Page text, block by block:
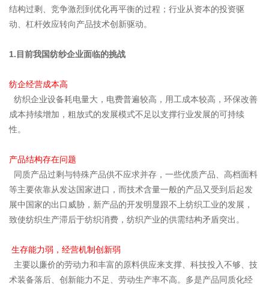
结构过剩 竞争激烈到 优化再平衡的过程 ； 行业从资本的投资驱
动
杠杆效应转向产品技术创 新驱动。
1. 目 前我国纺纱企业面临的挑战
纺企经营成本高
纺织企业设备耗电量大 ， 电费普遍较高 ， 用工成本较高 ， 环保改善
成本持续增加 ， 粗放式的发展模式不足 以支撑行业发展的可持续
性。
产品结构存在问题
同 质产品过剩与特殊产品供不应求并存 ， 一些优质产品 高档面料
等主要依靠从发达国家进口 ， 而技术含量一般的产品又受到 后起发
展中 国家的出口 威胁 ， 新产品的开发明显跟不 上纺织工业的发展 ，
致使纺织生产滞后于纺织消费 ， 纺织产业的供需结构矛盾突出 。
生存能力弱，经营机制创新弱
主要以 廉价的劳动力和丰富的原料供应来支撑 科技投 入不够
技
术装备落后 创 新能力不足 劳动生产率不高。 多是产品同 质化经